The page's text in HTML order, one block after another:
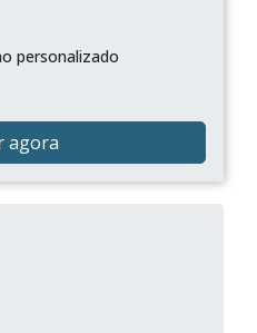
personalizado
agora